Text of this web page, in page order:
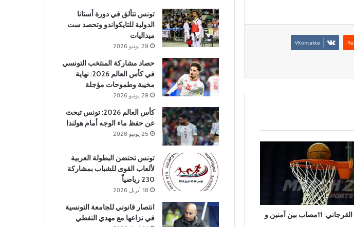
أحداث القرجاني: 11مصاب بين آمنين و
تونس تتألق في دورة أستانا
الدولية للتايكواندو وتحصد ست
ميداليات
29 يونيو 2026
حصاد مشاركة المنتخب التونسي
في كأس العالم 2026: نهاية
مخيبة وطموحات مؤجلة
29 يونيو 2026
كأس العالم 2026: تونس تبحث
عن حفظ ماء الوجه أمام هولندا
25 يونيو 2026
تونس تحتضن البطولة العربية
لألعاب القوى للشباب بمشاركة
230 رياضياً
18 أبريل 2026
انتصار قانوني للجامعة التونسية
في نزاعها مع مهدي النفطي